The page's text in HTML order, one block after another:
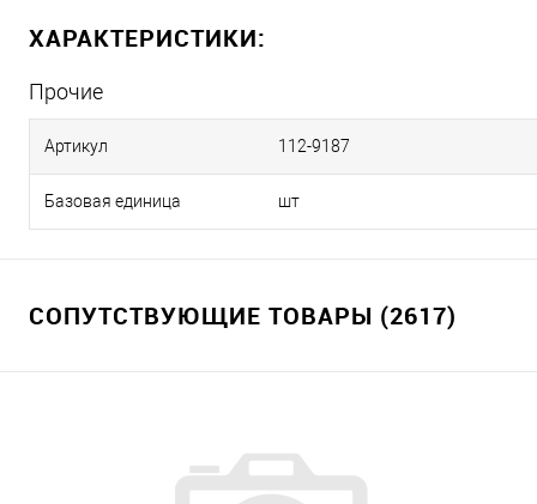
ХАРАКТЕРИСТИКИ:
Прочие
Артикул 112-9187
Базовая единица шт
СОПУТСТВУЮЩИЕ ТОВАРЫ (2617)